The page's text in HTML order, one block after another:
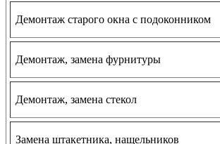
Демонтаж старого окна с подоконником
Демонтаж, замена фурнитуры
Демонтаж, замена стекол
Замена штакетника, нащельников